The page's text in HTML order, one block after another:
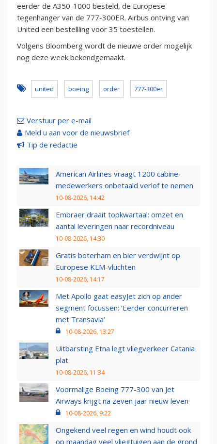
eerder de A350-1000 besteld, de Europese
tegenhanger van de 777-300ER. Airbus ontving van
United een bestellling voor 35 toestellen.
Volgens Bloomberg wordt de nieuwe order mogelijk
nog deze week bekendgemaakt.
united boeing order 777-300er
Verstuur per e-mail
Meld u aan voor de nieuwsbrief
Tip de redactie
American Airlines vraagt 1200 cabine-
medewerkers onbetaald verlof te nemen
10-08-2026, 14:42
Embraer draait topkwartaal: omzet en
aantal leveringen naar recordniveau
10-08-2026, 14:30
Gratis boterham en bier verdwijnt op
Europese KLM-vluchten
10-08-2026, 14:17
Met Apollo gaat easyJet zich op ander
segment focussen: ‘Eerder concurreren
met Transavia’
10-08-2026, 13:27
Uitbarsting Etna legt vliegverkeer Catania
plat
10-08-2026, 11:34
Voormalige Boeing 777-300 van Jet
Airways krijgt na zeven jaar nieuw leven
10-08-2026, 9:22
Ongekend veel regen en wind houdt ook
op maandag veel vliegtuigen aan de grond